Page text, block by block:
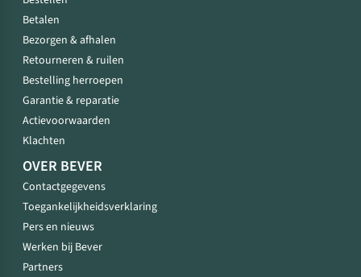
Betalen
Bezorgen & afhalen
Retourneren & ruilen
Bestelling herroepen
Garantie & reparatie
Actievoorwaarden
Klachten
OVER BEVER
Contactgegevens
Toegankelijkheidsverklaring
Pers en nieuws
Werken bij Bever
Partners